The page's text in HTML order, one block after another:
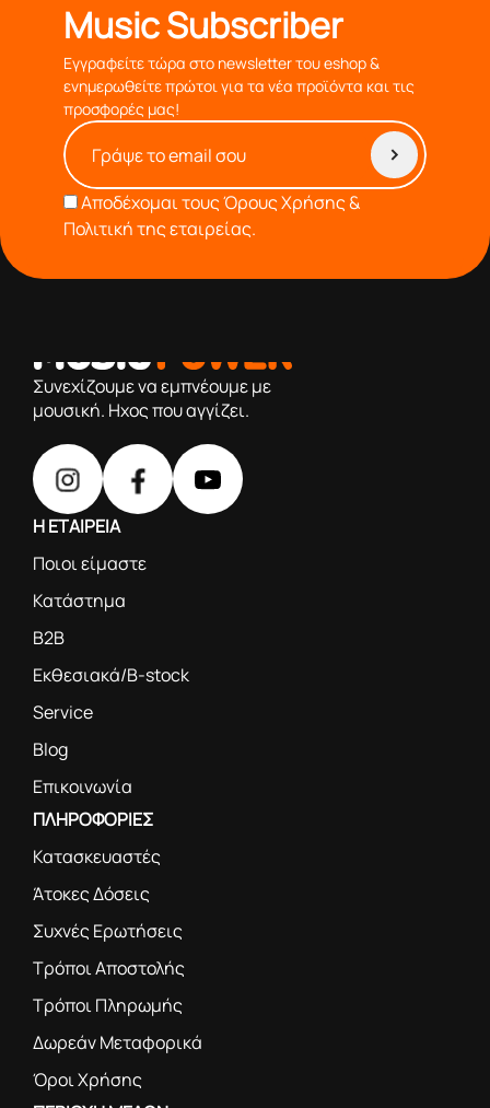
Music Subscriber
Εγγραφείτε τώρα στο newsletter του eshop &
ενημερωθείτε πρώτοι για τα νέα προϊόντα και τις
προσφορές μας!
Αποδέχομαι τουςΌρους Χρήσης &
Πολιτική της εταιρείας.
Συνεχίζουμε να εμπνέουμε με
μουσική. Ηχος που αγγίζει.
Η ΕΤΑΙΡΕΙΑ
Ποιοι είμαστε
Κατάστημα
B2B
Εκθεσιακά/B-stock
Service
Blog
Επικοινωνία
ΠΛΗΡΟΦΟΡΙΕΣ
Κατασκευαστές
Άτοκες Δόσεις
Συχνές Ερωτήσεις
Τρόποι Αποστολής
Τρόποι Πληρωμής
Δωρεάν Μεταφορικά
Όροι Χρήσης